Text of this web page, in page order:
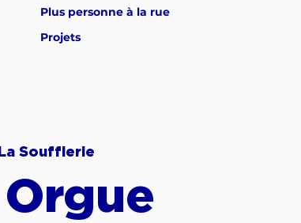
Plus personne à la rue
Projets
Soufflerie